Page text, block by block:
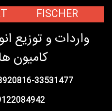
FISCHER
واردات و توزیع
کامیون
33531477